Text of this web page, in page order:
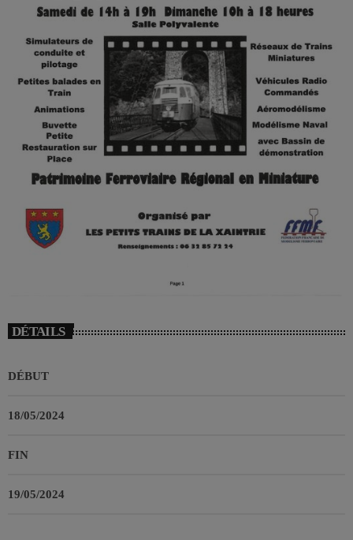
DÉTAILS
DÉBUT
18/05/2024
FIN
19/05/2024